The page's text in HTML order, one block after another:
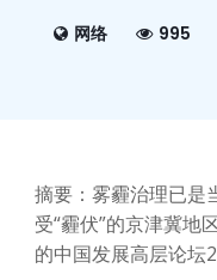
网络 995
摘要：雾霾治理已是
受“霾伏”的京津冀地
的中国发展高层论坛